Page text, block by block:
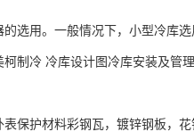
选用。一般情况下，小型冷库
制冷 冷库设计图冷库安装及管理
保护材料彩钢瓦，镀锌钢板，